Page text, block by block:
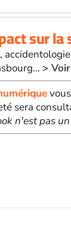
sur
>
sera
n'est pas